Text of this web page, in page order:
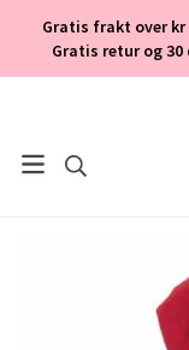
Gratis frakt over kr
Gratis retur og